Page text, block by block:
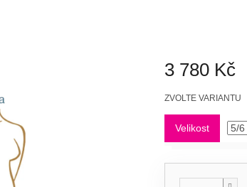
3 780 Kč
Měrná
ZVOLTE VARIANTU
Velikost